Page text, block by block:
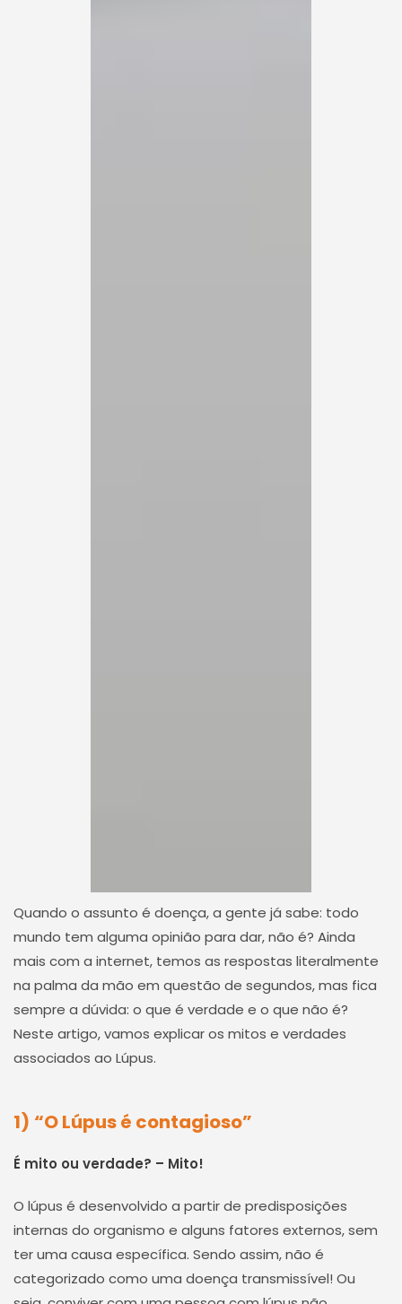
Quando o assunto é doença, a gente já sabe: todo
mundo tem alguma opinião para dar, não é? Ainda
mais com a internet, temos as respostas literalmente
na palma da mão em questão de segundos, mas fica
sempre a dúvida: o que é verdade e o que não é?
Neste artigo, vamos explicar os mitos e verdades
associados ao Lúpus.
1) “O Lúpus é contagioso”
É mito ou verdade? – Mito!
O lúpus é desenvolvido a partir de predisposições
internas do organismo e alguns fatores externos, sem
ter uma causa específica. Sendo assim, não é
categorizado como uma doença transmissível! Ou